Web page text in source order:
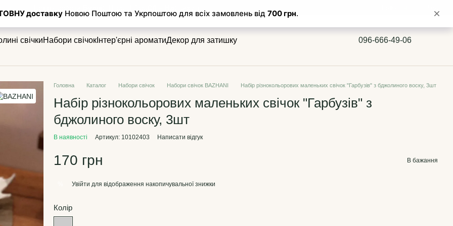
свічкиНабори свічок Інтер'єрні ароматиДекор для затишку 096-666-49-06
Головна Каталог Набори свічок Набори свічок BAZHANI Набір різнокольорових маленьких свічок "Гарбузів" з бджолиного воску, 3шт
Набір різнокольорових маленьких свічок "Гарбузів" з
бджолиного воску, 3шт
В наявності Артикул: 10102403 Написати відгук
170 грн В бажання
Увійти для відображення накопичувальної знижки
Колір